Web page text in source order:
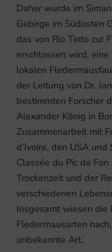
Daher wurde im
Gebirge im Südosten
das von Rio Tinto zur
erschlossen wird,
lokalen
der Leitung von Dr.
bestimmten Forscher
Alexander König in
Zusammenarbeit mit
d’Ivoire, den USA
Classée du Pic de
Trockenzeit und der
verschiedenen
Insgesamt wiesen die
Fledermausarten
unbekannte Art.